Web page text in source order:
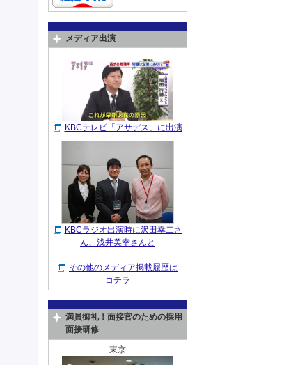
メディア出演
KBCテレビ「アサデス」に出演
KBCラジオ出演時に沢田幸二さ
ん、浅井美幸さんと
その他のメディア掲載履歴は
コチラ
満員御礼！面接官のための採用
面接研修
東京